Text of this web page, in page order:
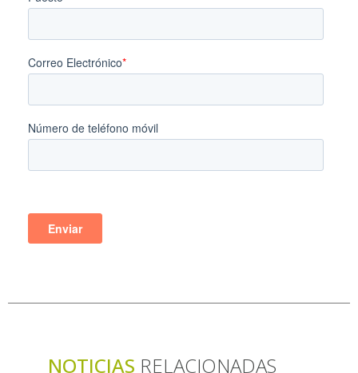
NOTICIAS RELACIONADAS